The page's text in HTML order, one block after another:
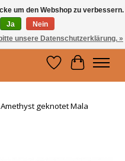
Wunschzettel
Ihr
geknotet Mala
um den Webshop zu verbessern.
Ja
Nein
unsere Datenschutzerklärung. »